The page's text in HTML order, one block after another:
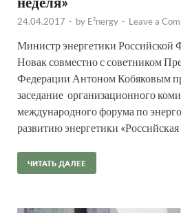
24.04.2017 - by E²nergy - Leave a
Министр энергетики Российской
Новак совместно с советником
Федерации Антоном Кобяковым
заседание организационного
международного форума по
развитию энергетики «Российская
ЧИТАТЬ ДАЛЕЕ